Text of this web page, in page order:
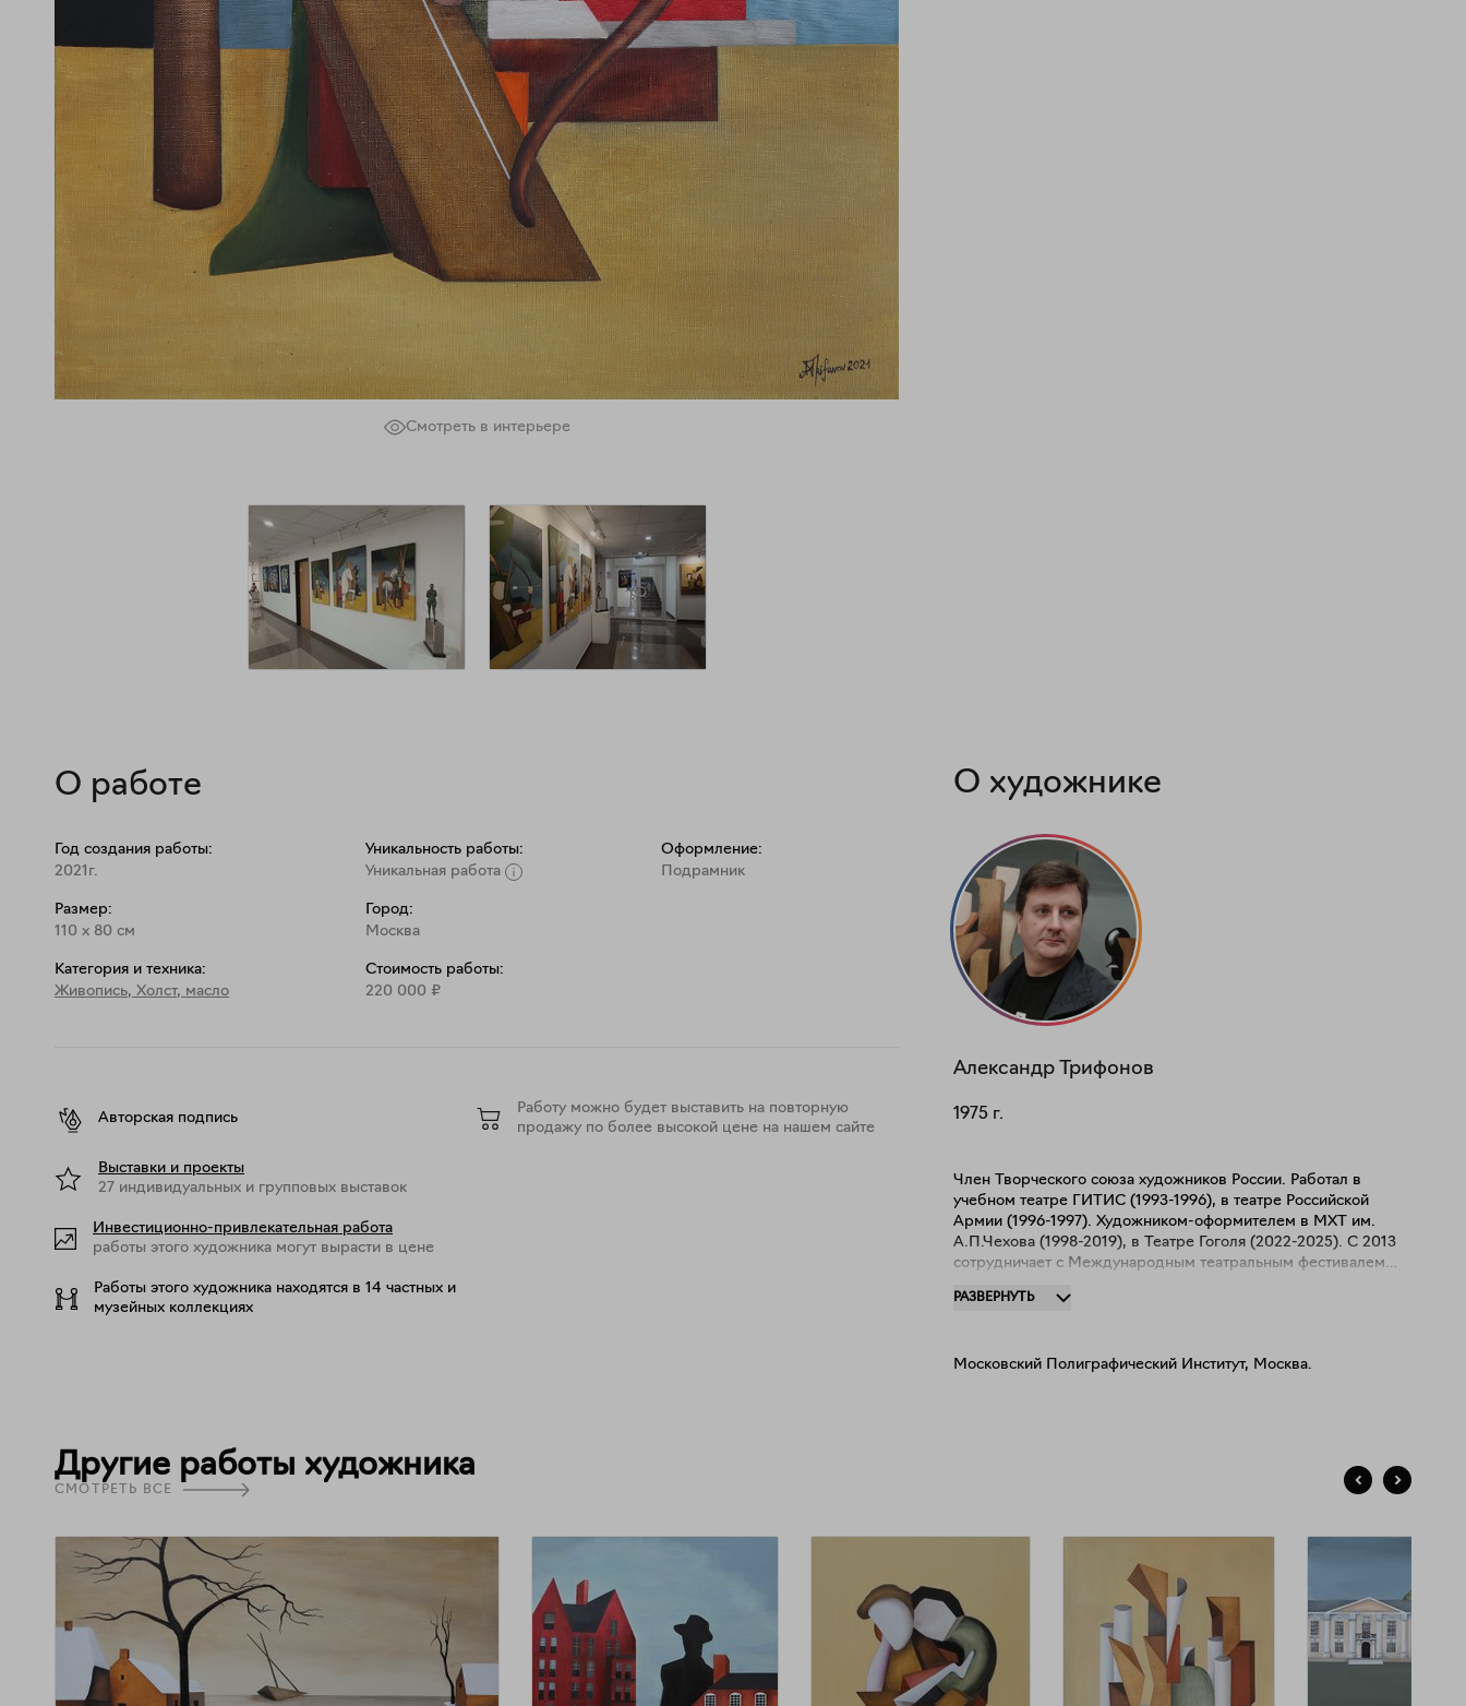
Смотреть в интерьере
О работе
Год создания работы:
2021г.
Размер:
110 x 80 см
Категория и техника:
Живопись, Холст, масло
Уникальность работы:
Уникальная работа
Город:
Москва
Стоимость работы:
220 000 ₽
Оформление:
Подрамник
Авторская подпись
Выставки и проекты
27 индивидуальных и групповых выставок
Инвестиционно-привлекательная работа
работы этого художника могут вырасти в цене
Работы этого художника находятся в 14 частных и
музейных коллекциях
Работу можно будет выставить на повторную
продажу по более высокой цене на нашем сайте
О художнике
Александр Трифонов
1975 г.
Член Творческого союза художников России. Работал в
учебном театре ГИТИС (1993-1996), в театре Российской
Армии (1996-1997). Художником-оформителем в МХТ им.
А.П.Чехова (1998-2019), в Театре Гоголя (2022-2025). С 2013
сотрудничает с Международным театральным фестивалем
театру и искусству. Провел более 20 персональных выставок,
частные коллекции в России, США, Германии,
РАЗВЕРНУТЬ
Московский Полиграфический Институт, Москва.
Другие работы художника
СМОТРЕТЬ ВСЕ